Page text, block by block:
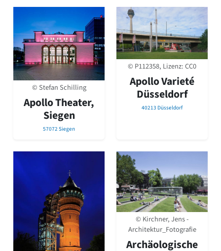
© Stefan Schilling
Apollo Theater,
Siegen
57072 Siegen
© P112358, Lizenz:CC0
Apollo Varieté
Düsseldorf
40213 Düsseldorf
© Kirchner, Jens -
Architektur_Fotografie
Archäologische